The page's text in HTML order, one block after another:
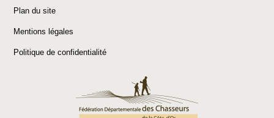
Plan du site
Mentions légales
Politique de confidentialité